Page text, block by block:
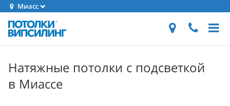
Миасс
Натяжные потолки с подсветкой
в Миассе